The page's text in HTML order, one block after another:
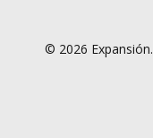
© 2026 Expansión.